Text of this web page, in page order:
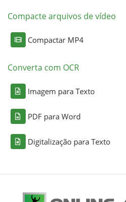
Compacte arquivos de vídeo
Compactar MP4
Converta com OCR
Imagem para Texto
PDF para Word
Digitalização para Texto